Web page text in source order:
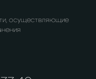
осуществляющие